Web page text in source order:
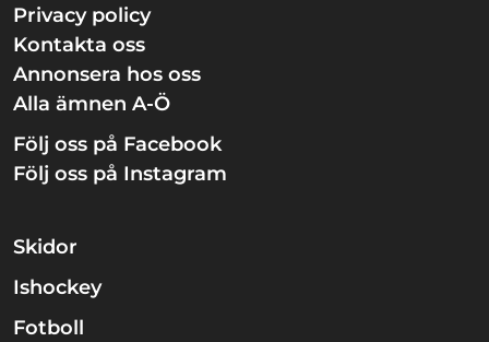
Privacy policy
Kontakta oss
Annonsera hos oss
Alla ämnen A-Ö
Följ oss på Facebook
Följ oss på Instagram
Skidor
Ishockey
Fotboll